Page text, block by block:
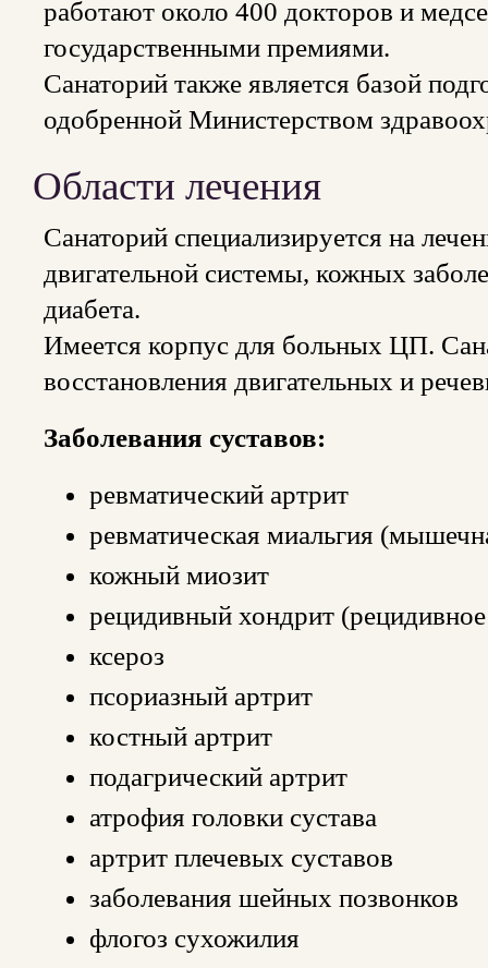
работают около 400 докторов и
государственными премиями.
Санаторий также является базой
одобренной Министерством
Области лечения
Санаторий специализируется на
двигательной системы, кожных
диабета.
Имеется корпус для больных ЦП.
восстановления двигательных и
Заболевания суставов:
ревматический артрит
ревматическая миальгия
кожный миозит
рецидивный хондрит
ксероз
псориазный артрит
костный артрит
подагрический артрит
атрофия головки сустава
артрит плечевых суставов
заболевания шейных позвонков
флогоз сухожилия